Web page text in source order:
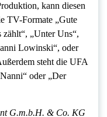
kann diesen
TV-Formate „Gute
„Unter Uns“,
Lowinski“, oder
steht die UFA
oder „Der
G.m.b.H. & Co. KG